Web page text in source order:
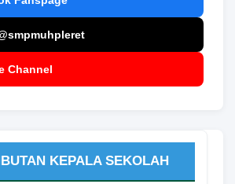
Channel
KEPALA SEKOLAH